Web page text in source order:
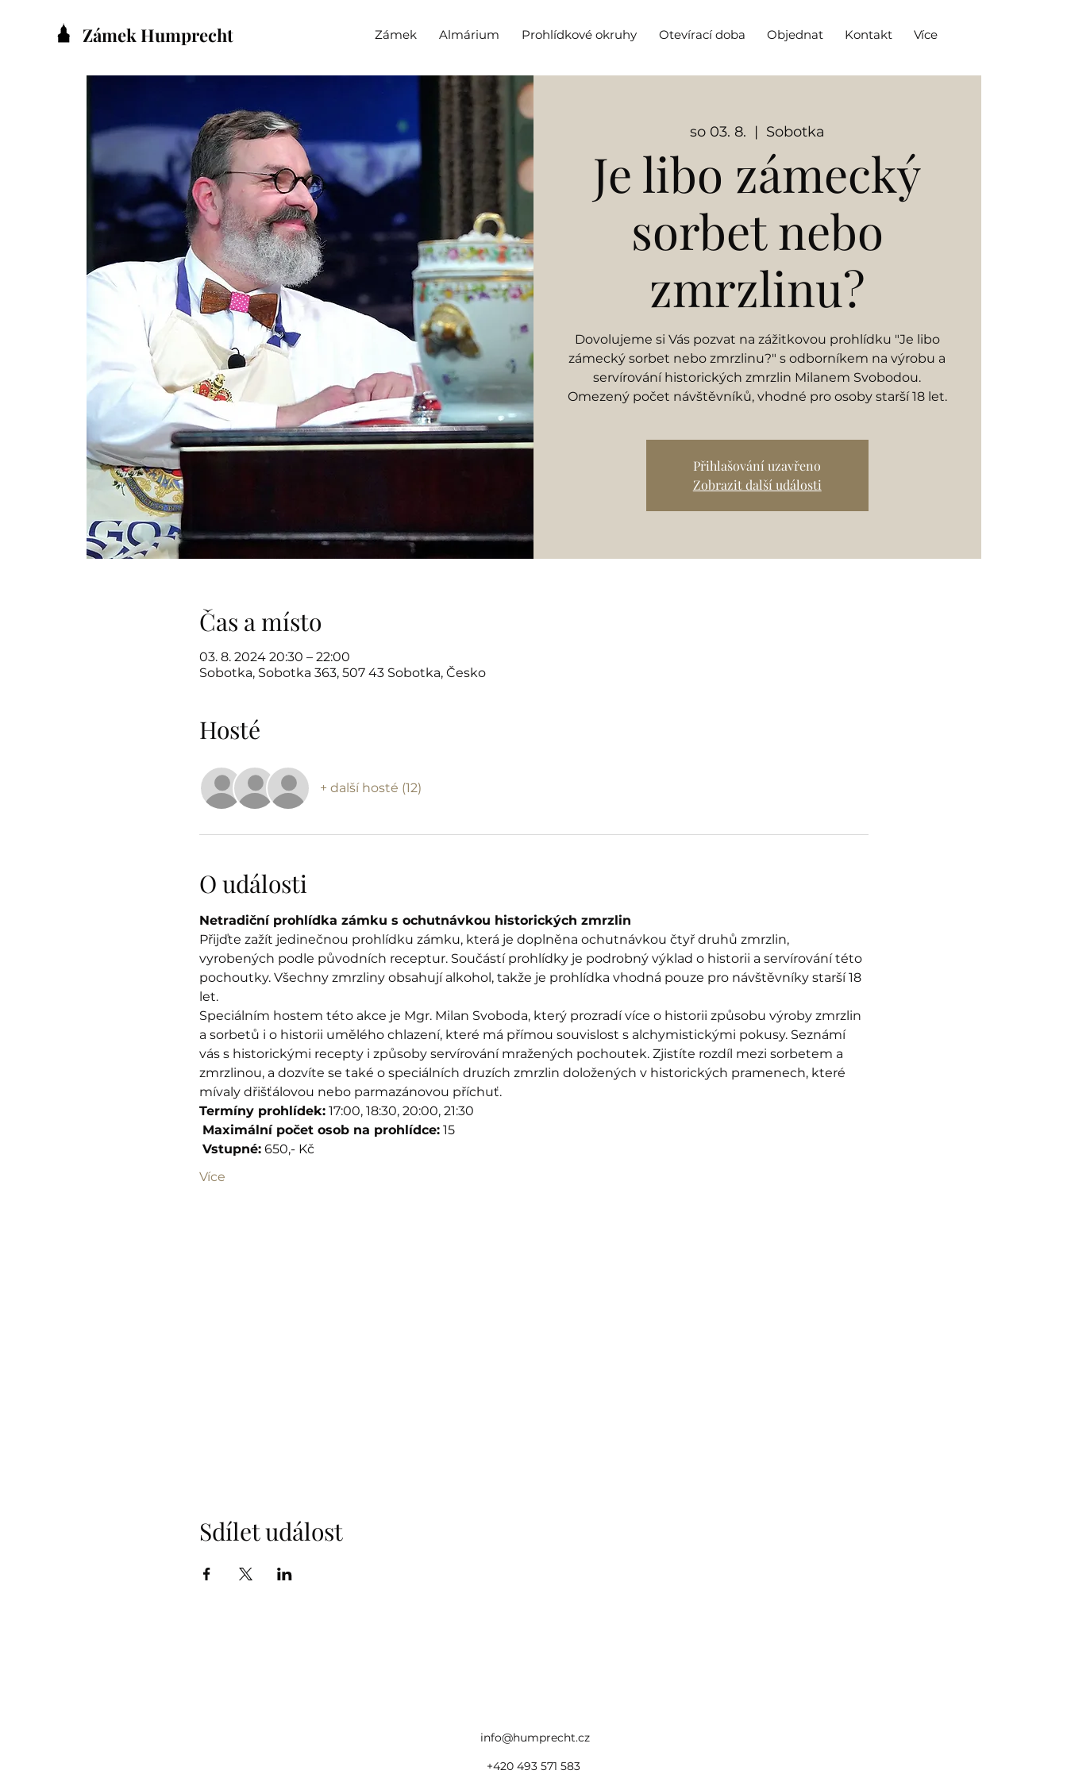
Zámek Humprecht Zámek Almárium Prohlídkové okruhy Otevírací doba Objednat Kontakt Více
so 03. 8.
  |
Sobotka
Je libo zámecký
sorbet nebo
zmrzlinu?
Dovolujeme si Vás pozvat na zážitkovou prohlídku "Je libo
zámecký sorbet nebo zmrzlinu?" s odborníkem na výrobu a
servírování historických zmrzlin Milanem Svobodou.
Omezený počet návštěvníků, vhodné pro osoby starší 18 let.
Přihlašování uzavřeno
Zobrazit další události
Čas a místo
03. 8. 2024 20:30 – 22:00
Sobotka, Sobotka 363, 507 43 Sobotka, Česko
Hosté
+ další hosté (12)
O události
Netradiční prohlídka zámku s ochutnávkou historických zmrzlin
Přijďte zažít jedinečnou prohlídku zámku, která je doplněna ochutnávkou čtyř druhů zmrzlin,
vyrobených podle původních receptur. Součástí prohlídky je podrobný výklad o historii a servírování této
pochoutky. Všechny zmrzliny obsahují alkohol, takže je prohlídka vhodná pouze pro návštěvníky starší 18
let.
Speciálním hostem této akce je Mgr. Milan Svoboda, který prozradí více o historii způsobu výroby zmrzlin
a sorbetů i o historii umělého chlazení, které má přímou souvislost s alchymistickými pokusy. Seznámí
vás s historickými recepty i způsoby servírování mražených pochoutek. Zjistíte rozdíl mezi sorbetem a
zmrzlinou, a dozvíte se také o speciálních druzích zmrzlin doložených v historických pramenech, které
mívaly dřišťálovou nebo parmazánovou příchuť.
Termíny prohlídek: 17:00, 18:30, 20:00, 21:30
Maximální počet osob na prohlídce: 15
Vstupné: 650,- Kč
Více
Sdílet událost
info@humprecht.cz
+420 493 571 583